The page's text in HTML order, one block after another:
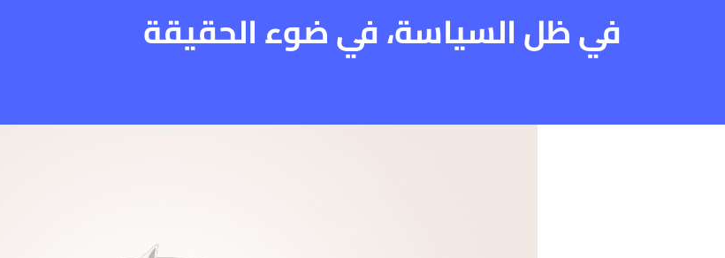
في ظل السياسة، في ضوء الحقيقة